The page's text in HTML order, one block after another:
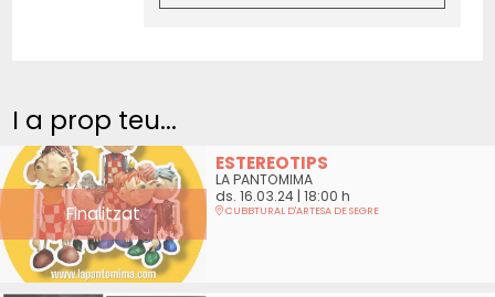
I a prop teu...
Finalitzat
ESTEREOTIPS
LA PANTOMIMA
ds. 16.03.24| 18:00 h
CUBBTURAL D'ARTESA DE SEGRE